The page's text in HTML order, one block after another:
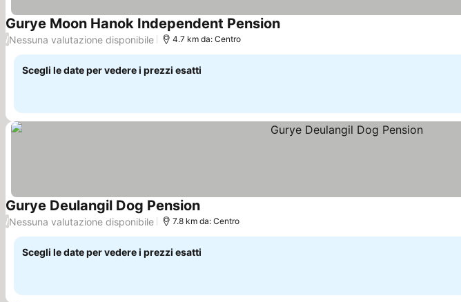
Gurye Moon Hanok Independent Pension
/Nessuna valutazione disponibile 4.7 km da: Centro
Scegli le date per vedere i prezzi esatti
Gurye Deulangil Dog Pension
/Nessuna valutazione disponibile 7.8 km da: Centro
Scegli le date per vedere i prezzi esatti